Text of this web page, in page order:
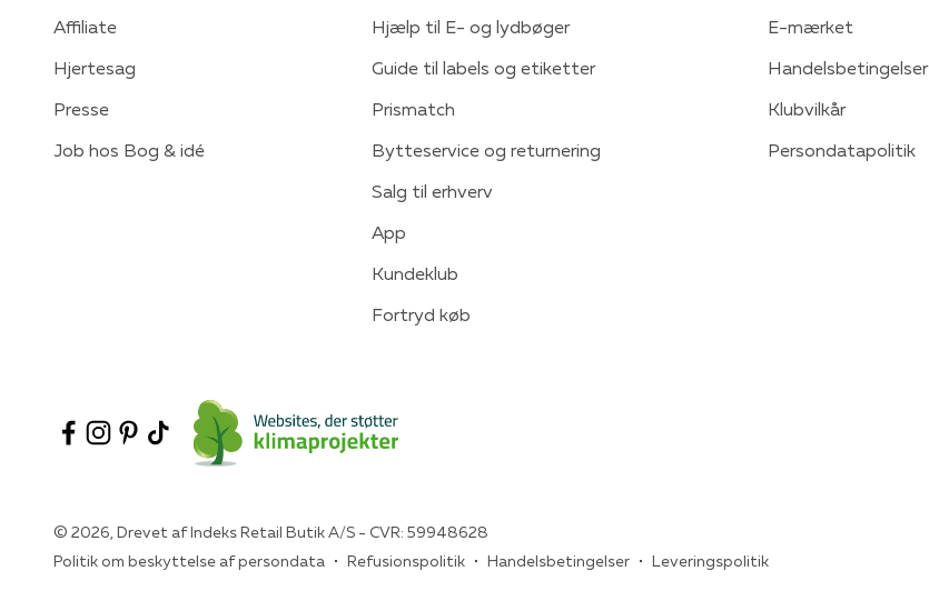
Affiliate
Hjertesag
Presse
Job hos Bog & idé
Hjælp til E- og lydbøger
Guide til labels og etiketter
Prismatch
Bytteservice og returnering
Salg til erhverv
App
Kundeklub
Fortryd køb
E-mærket
Handelsbetingelser
Klubvilkår
Persondatapolitik
© 2026, Drevet af Indeks Retail Butik A/S - CVR: 59948628
Politik om beskyttelse af persondata
Refusionspolitik Handelsbetingelser Leveringspolitik